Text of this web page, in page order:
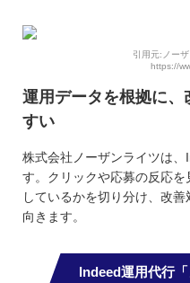
引用元:ノー
https://
運用データを根拠に
すい
株式会社ノーザンライツは
す。クリックや応募の反応
しているかを切り分け、改
向きます。
Indeed運用代行